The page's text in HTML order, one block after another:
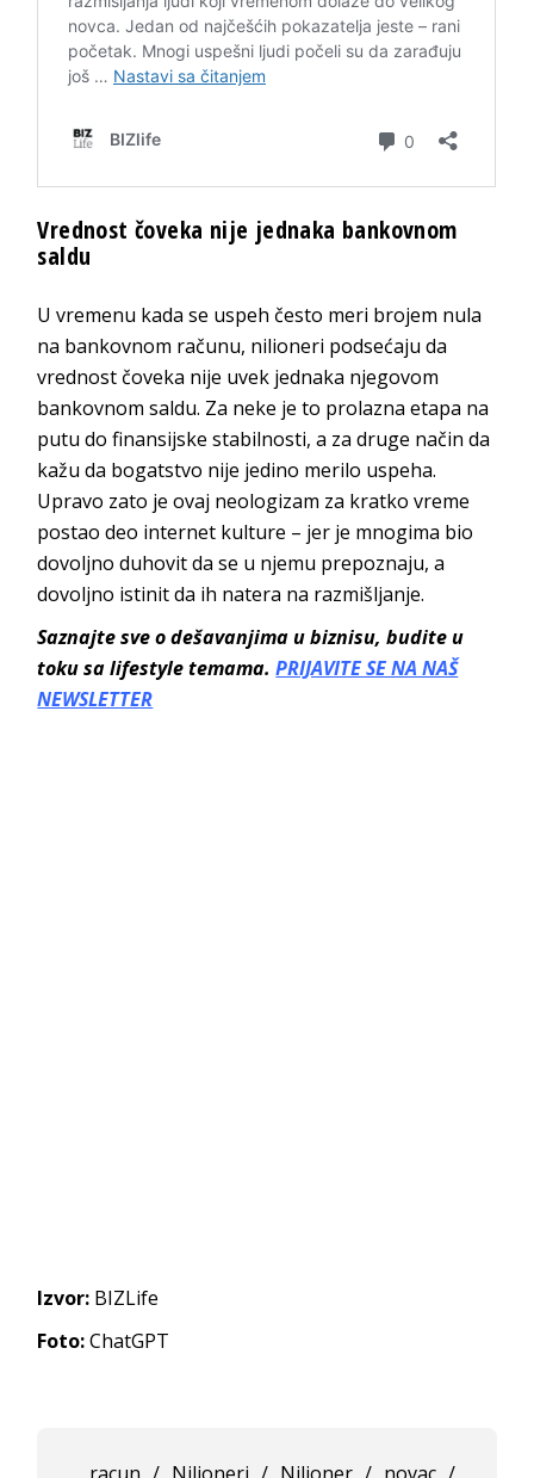
Vrednost čoveka nije jednaka bankovnom
saldu
U vremenu kada se uspeh često meri brojem nula
na bankovnom računu, nilioneri podsećaju da
vrednost čoveka nije uvek jednaka njegovom
bankovnom saldu. Za neke je to prolazna etapa na
putu do finansijske stabilnosti, a za druge način da
kažu da bogatstvo nije jedino merilo uspeha.
Upravo zato je ovaj neologizam za kratko vreme
postao deo internet kulture – jer je mnogima bio
dovoljno duhovit da se u njemu prepoznaju, a
dovoljno istinit da ih natera na razmišljanje.
Saznajte sve o dešavanjima u biznisu, budite u
toku sa lifestyle temama.PRIJAVITE SE NA NAŠ
NEWSLETTER
Izvor: BIZLife
Foto:ChatGPT